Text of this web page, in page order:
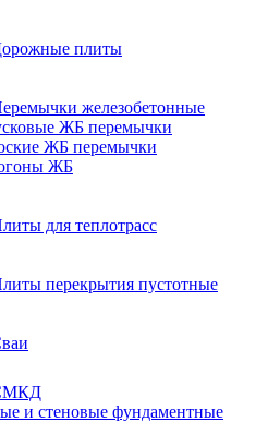
плиты
железобетонные
ЖБ перемычки
ЖБ перемычки
ЖБ
для теплотрасс
перекрытия пустотные
и стеновые фундаментные